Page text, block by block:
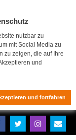
nutzbar zu
mit Social Media zu
zu zeigen, die auf Ihre
und
und fortfahren